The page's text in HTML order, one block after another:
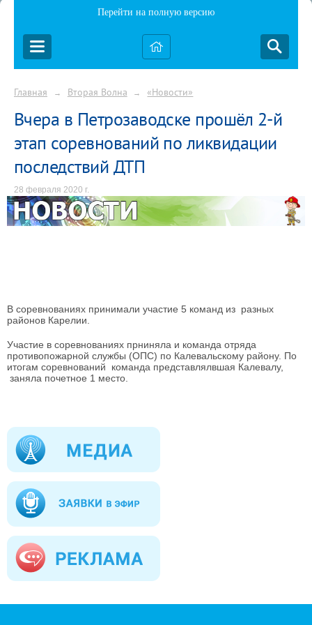
Перейти на полную версию
Главная → Вторая Волна → «Новости»
Вчера в Петрозаводске прошёл 2-й
этап соревнований по ликвидации
последствий ДТП
28 февраля 2020 г.
В соревнованиях принимали участие 5 команд из разных
районов Карелии.
Участие в соревнованиях прниняла и команда отряда
противопожарной службы (ОПС) по Калевальскому району. По
итогам соревнований команда представлялвшая Калевалу,
заняла почетное 1 место.